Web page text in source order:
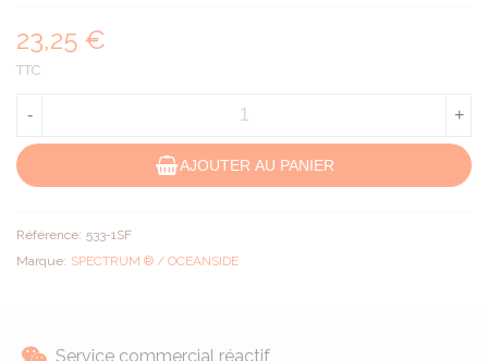
23,25 €
TTC
- +
AJOUTER AU PANIER
Référence: 533-1SF
Marque: SPECTRUM ® / OCEANSIDE
Service commercial réactif